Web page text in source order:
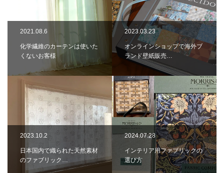
2021.08.6
化学繊維のカーテンは使いた
くないお客様
2023.03.23
オンラインショップで海外ブ
ランド壁紙販売…
2023.10.2
日本国内で織られた天然素材
のファブリック…
2024.07.28
インテリア用ファブリックの
選び方